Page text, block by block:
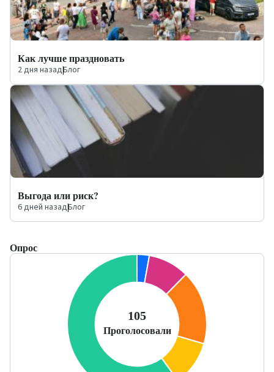
Как лучше праздновать
2 дня назад|Блог
Выгода или риск?
6 дней назад|Блог
Опрос